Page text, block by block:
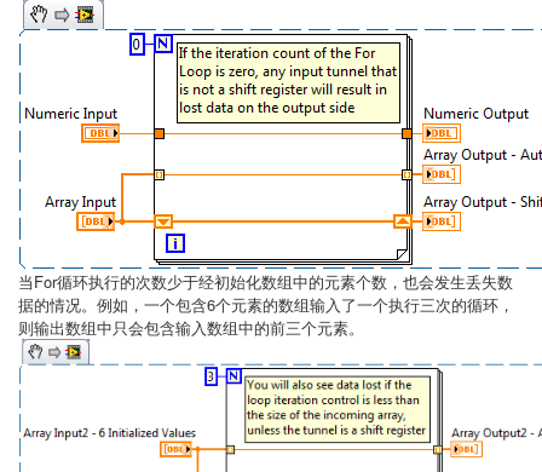
当For循环执行的次数少于经初始化数组中的元素个数，也会发生丢失数
据的情况。例如，一个包含6个元素的数组输入了一个执行三次的循环，
则输出数组中只会包含输入数组中的前三个元素。